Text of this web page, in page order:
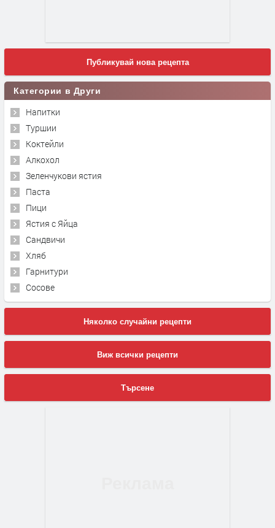
Публикувай нова рецепта
Категории в Други
Напитки
Туршии
Коктейли
Алкохол
Зеленчукови ястия
Паста
Пици
Ястия с Яйца
Сандвичи
Хляб
Гарнитури
Сосове
Няколко случайни рецепти
Виж всички рецепти
Търсене